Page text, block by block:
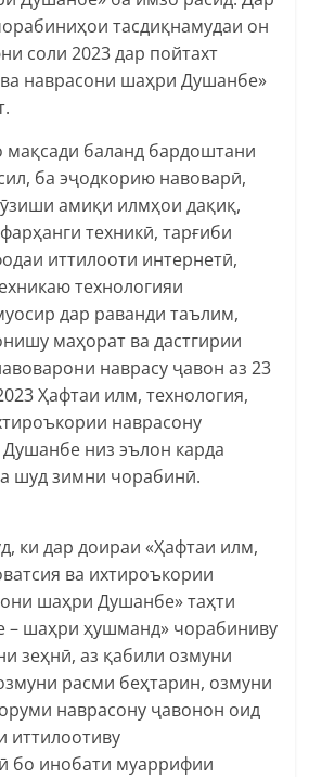
тасдиқнамудаи он
соли 2023 дар пойтахт
наврасони шаҳри Душанбе»
мақсади баланд бардоштани
ба эҷодкорию навоварӣ,
амиқи илмҳои дақиқ,
техникӣ, тарғиби
иттилооти интернетӣ,
технологияи
дар раванди таълим,
маҳорат ва дастгирии
наврасу ҷавон аз 23
Ҳафтаи илм, технология,
наврасону
низ эълон карда
шуд зимни чорабинӣ.
ки дар доираи «Ҳафтаи илм,
ва ихтироъкории
шаҳри Душанбе» таҳти
– шаҳри ҳушманд» чорабиниву
зеҳнӣ, аз қабили озмуни
расми беҳтарин, озмуни
наврасону ҷавонон оид
иттилоотиву
бо инобати муаррифии